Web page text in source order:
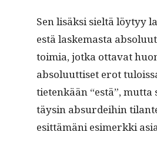
Sen lisäk­si sieltä löy­tyy
estä laske­mas­ta
toimia, jot­ka otta­vat
absolu­ut­tiset erot
tietenkään “estä”,
täysin absur­dei­hin
esit­tämäni esimerk­ki